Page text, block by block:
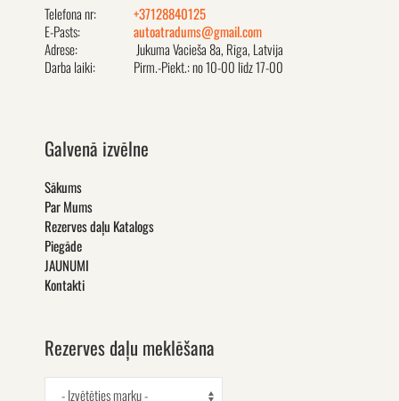
Telefona nr:
+37128840125
E-Pasts:
autoatradums@gmail.com
Adrese:
Jukuma Vacieša 8a, Rīga, Latvija
Darba laiki:
Pirm.-Piekt.: no 10-00 līdz 17-00
Galvenā izvēlne
Sākums
Par Mums
Rezerves daļu Katalogs
Piegāde
JAUNUMI
Kontakti
Rezerves daļu meklēšana
- Izvētēties marku -